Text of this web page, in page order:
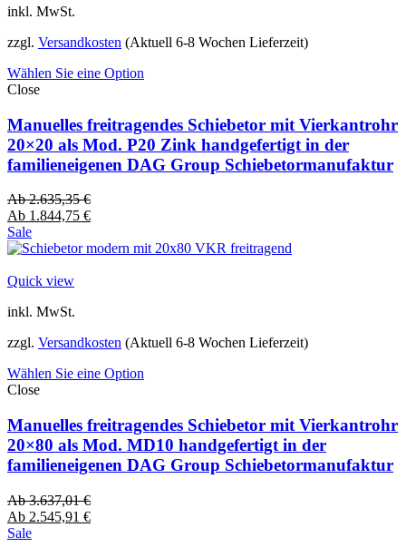
inkl. MwSt.
zzgl. Versandkosten (Aktuell 6-8 Wochen Lieferzeit)
Wählen Sie eine Option
Close
Manuelles freitragendes Schiebetor mit Vierkantrohr
20×20 als Mod. P20 Zink handgefertigt in der
familieneigenen DAG Group Schiebetormanufaktur
Ab2.635,35€
Ab 1.844,75 €
Sale
Quick view
inkl. MwSt.
zzgl. Versandkosten (Aktuell 6-8 Wochen Lieferzeit)
Wählen Sie eine Option
Close
Manuelles freitragendes Schiebetor mit Vierkantrohr
20×80 als Mod. MD10 handgefertigt in der
familieneigenen DAG Group Schiebetormanufaktur
Ab3.637,01€
Ab 2.545,91 €
Sale